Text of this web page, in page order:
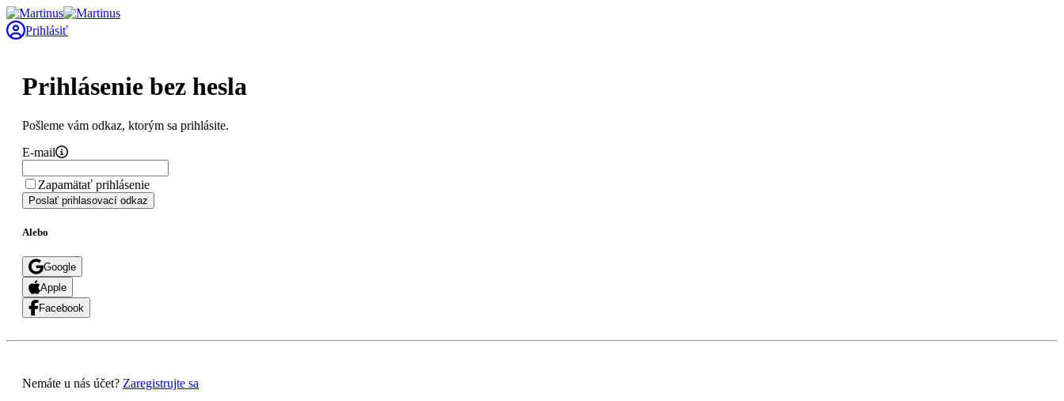
Prihlásiť
Prihlásenie bez hesla
Pošleme vám odkaz, ktorým sa prihlásite.
E-mail
Zapamätať prihlásenie
Poslať prihlasovací odkaz
Alebo
Google
Apple
Facebook
Nemáte u nás účet? Zaregistrujte sa